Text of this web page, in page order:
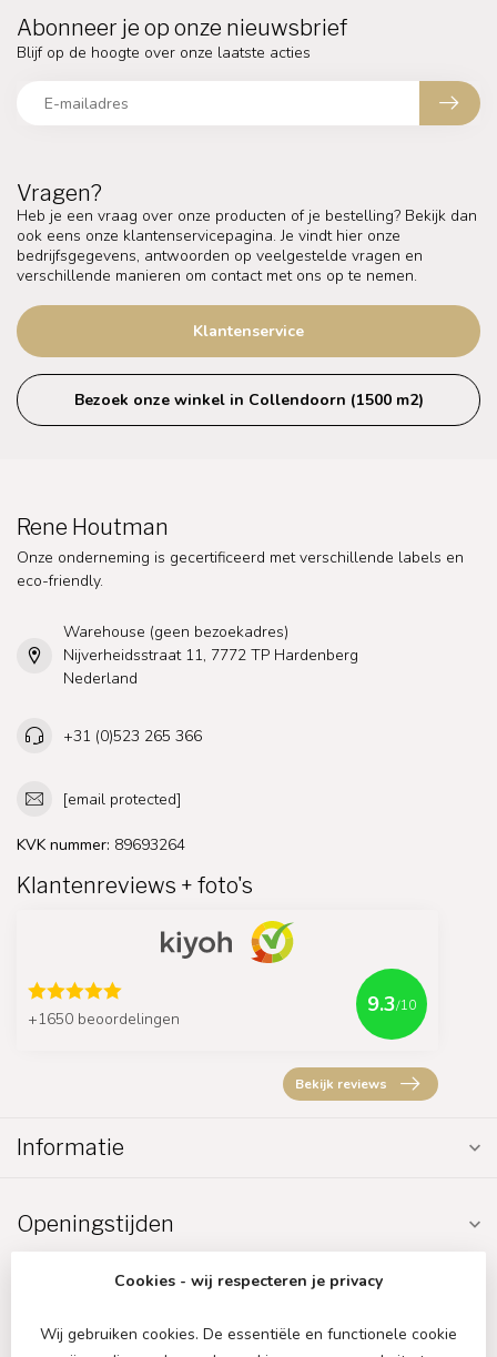
Vragen?
Heb je een vraag over onze producten of je bestelling? Bekijk dan
ook eens onze klantenservicepagina. Je vindt hier onze
bedrijfsgegevens, antwoorden op veelgestelde vragen en
verschillende manieren om contact met ons op te nemen.
Klantenservice
Bezoek onze winkel in Collendoorn (1500 m2)
Abonneer je op onze nieuwsbrief
Blijf op de hoogte over onze laatste acties
Rene Houtman
Onze onderneming is gecertificeerd met verschillende labels en
eco-friendly.
Warehouse (geen bezoekadres)
Nijverheidsstraat 11, 7772 TP Hardenberg
Nederland
+31 (0)523 265 366
[email protected]
KVK nummer: 89693264
Klantenreviews + foto's
+1650 beoordelingen
9.3/10
Bekijk reviews
Informatie
Openingstijden
Cookies - wij respecteren je privacy
Wij gebruiken cookies. De essentiële en functionele cookie